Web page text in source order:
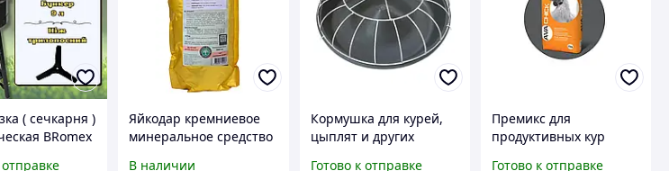
( сечкарня )
BRomex
отправке
Яйкодар кремниевое
минеральное средство
В наличии
Кормушка для курей,
цыплят и других
Готово к отправке
Премикс для
продуктивных кур
Готово к отправке